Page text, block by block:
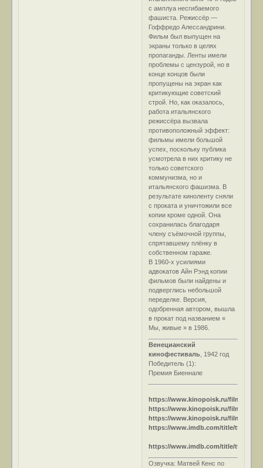
с амплуа несгибаемого
фашиста. Режиссёр —
Гоффредо Алессандрини.
Фильм был выпущен на
экраны только в целях
пропаганды. Ленты имели
проблемы с цензурой, но в
конце концов были
пропущены на экран как
критикующие советский
строй. Но, как оказалось,
работа итальянского
режиссёра вызвала
противоположный эффект:
фильмы имели большой
успех, поскольку публика
усмотрела в них критику не
только советского
коммунизма, но и
итальянского фашизма. В
результате киноленту сняли
с проката и уничтожили все
копии кроме одной. Она
сохранилась благодаря
члену съёмочной группы,
спрятавшему плёнку в
собственном гараже.
В 1960-х усилиями
адвокатов Айн Рэнд копии
фильмов были найдены и
подверглись небольшой
переделке. Версия,
одобренная автором, вышла
в прокат под названием «
Мы, живые » в 1986.
Венецианский
кинофестиваль , 1942 год
Победитель (1):
Премия Биеннале
https://www.kinopoisk.ru/film/
https://www.kinopoisk.ru/film/
https://www.kinopoisk.ru/film/90546/
https://www.imdb.com/title/
https://www.imdb.com/title/
Озвучка: Матвей Кенс по